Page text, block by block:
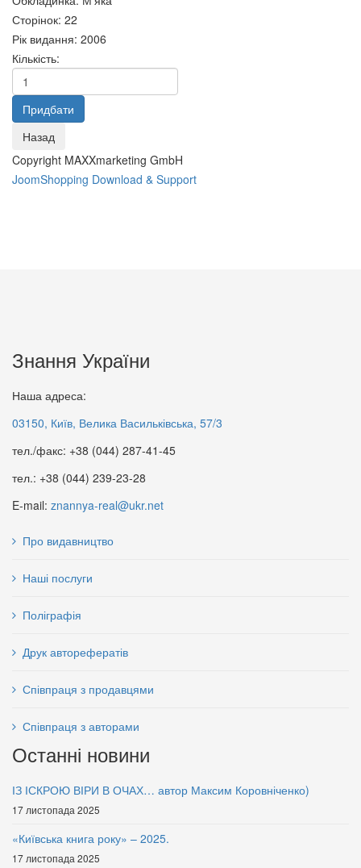
Букет
85 грн.
Основи філософії культури:
Через терни – до України
95 грн.
Філософія політики:
95 грн.
Сторінок: 22
Рік видання: 2006
Кількість:
Copyright MAXXmarketing GmbH
JoomShopping Download & Support
Знання України
Наша адреса:
03150, Київ, Велика Васильківська, 57/3
тел./факс: +38 (044) 287-41-45
тел.: +38 (044) 239-23-28
E-mail: znannya-real@ukr.net
Про видавництво
Наші послуги
Поліграфія
Друк авторефератів
Співпраця з продавцями
Співпраця з авторами
Останні новини
ІЗ ІСКРОЮ ВІРИ В ОЧАХ… автор Максим Коровніченко)
17 листопада 2025
«Київська книга року» – 2025.
17 листопада 2025